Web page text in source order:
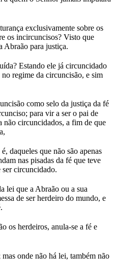
exclusivamente sobre os
os incircuncisos? Visto que
Abraão para justiça.
Estando ele já circuncidado
regime da circuncisão, e sim
como selo da justiça da fé
para vir a ser o pai de
não circuncidados, a fim de que
daqueles que não são apenas
nas pisadas da fé que teve
ser circuncidado.
lei que a Abraão ou a sua
de ser herdeiro do mundo, e
os herdeiros, anula-se a fé e
onde não há lei, também não